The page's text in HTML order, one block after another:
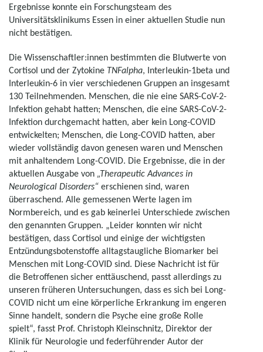
Ergebnisse konnte ein Forschungsteam des
Universitätsklinikums Essen in einer aktuellen Studie nun
nicht bestätigen.
Die Wissenschaftler:innen bestimmten die Blutwerte von
Cortisol und der Zytokine TNFalpha, Interleukin-1beta und
Interleukin-6 in vier verschiedenen Gruppen an insgesamt
130 Teilnehmenden. Menschen, die nie eine SARS-CoV-2-
Infektion gehabt hatten; Menschen, die eine SARS-CoV-2-
Infektion durchgemacht hatten, aber kein Long-COVID
entwickelten; Menschen, die Long-COVID hatten, aber
wieder vollständig davon genesen waren und Menschen
mit anhaltendem Long-COVID. Die Ergebnisse, die in der
aktuellen Ausgabe von „Therapeutic Advances in
Neurological Disorders“ erschienen sind, waren
überraschend. Alle gemessenen Werte lagen im
Normbereich, und es gab keinerlei Unterschiede zwischen
den genannten Gruppen. „Leider konnten wir nicht
bestätigen, dass Cortisol und einige der wichtigsten
Entzündungsbotenstoffe alltagstaugliche Biomarker bei
Menschen mit Long-COVID sind. Diese Nachricht ist für
die Betroffenen sicher enttäuschend, passt allerdings zu
unseren früheren Untersuchungen, dass es sich bei Long-
COVID nicht um eine körperliche Erkrankung im engeren
Sinne handelt, sondern die Psyche eine große Rolle
spielt“, fasst Prof. Christoph Kleinschnitz, Direktor der
Klinik für Neurologie und federführender Autor der